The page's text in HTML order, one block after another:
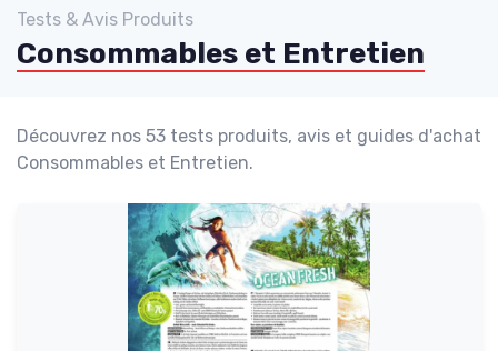
Tests & Avis Produits
Consommables et Entretien
Découvrez nos 53 tests produits, avis et guides d'achat
Consommables et Entretien.